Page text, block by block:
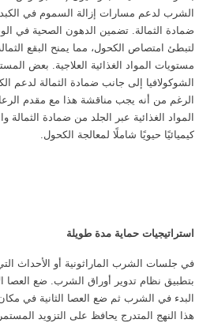
الشرب لدعم مسارات إزالة السموم في
ضمادة الثمالة. تضمين الدهون الصحية في
لتبطئ امتصاص الكحول، مما يمنح البقع
مستويات المواد الغذائية العلاجية. بعض
الشوكولافيا إلى جانب ضمادة الثمالة لدعم
الرغم من أنه يجب مناقشة هذا مع مقدم
المواد الغذائية عبر الجلد من ضمادة الثمالة
كيميائيًا حيويًا شاملًا لمعالجة الكحول.
استراتيجيات حماية مدة طويلة
في جلسات الشرب الماراثونية أو الأحداث
هذا النهج المتدرج يحافظ على التزويد